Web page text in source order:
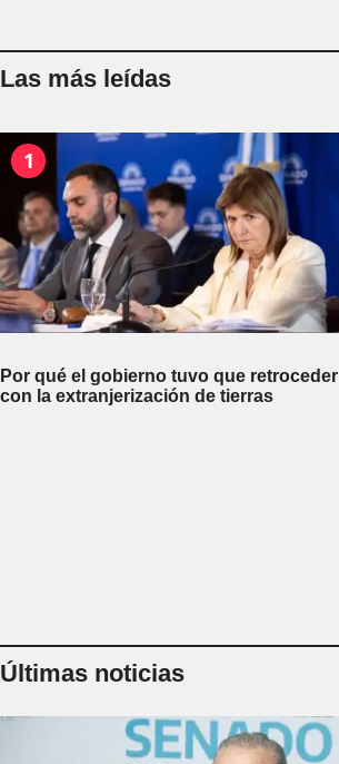
Las más leídas
1
Por qué el gobierno tuvo que retroceder
con la extranjerización de tierras
Últimas noticias